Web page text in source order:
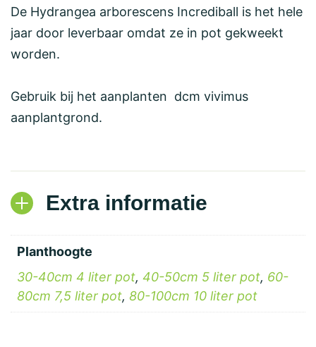
De Hydrangea arborescens Incrediball is het hele
jaar door leverbaar omdat ze in pot gekweekt
worden.
Gebruik bij het aanplanten dcm vivimus
aanplantgrond.
Extra informatie
Planthoogte
30-40cm 4 liter pot, 40-50cm 5 liter pot, 60-
80cm 7,5 liter pot, 80-100cm 10 liter pot